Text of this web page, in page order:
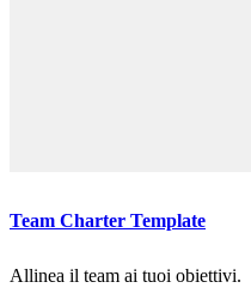
Team Charter Template
Allinea il team ai tuoi obiettivi.​